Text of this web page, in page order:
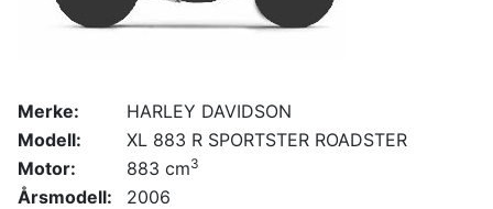
Merke:
HARLEY DAVIDSON
Modell:
XL 883 R SPORTSTER ROADSTER
Motor:
883 cm3
Årsmodell:
2006